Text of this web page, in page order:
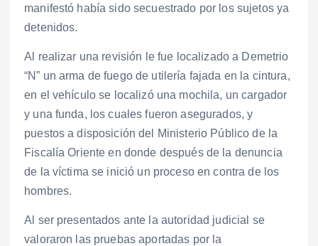
manifestó había sido secuestrado por los sujetos ya
detenidos.
Al realizar una revisión le fue localizado a Demetrio
“N” un arma de fuego de utilería fajada en la cintura,
en el vehículo se localizó una mochila, un cargador
y una funda, los cuales fueron asegurados, y
puestos a disposición del Ministerio Público de la
Fiscalía Oriente en donde después de la denuncia
de la víctima se inició un proceso en contra de los
hombres.
Al ser presentados ante la autoridad judicial se
valoraron las pruebas aportadas por la